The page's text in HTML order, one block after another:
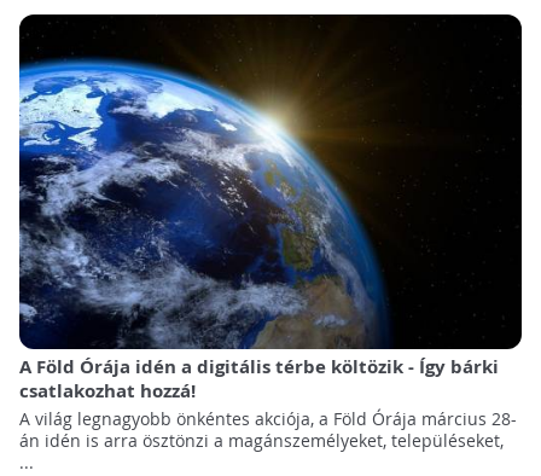
A Föld Órája idén a digitális térbe költözik - Így bárki
csatlakozhat hozzá!
A világ legnagyobb önkéntes akciója, a Föld Órája március 28-
án idén is arra ösztönzi a magánszemélyeket, településeket,
...